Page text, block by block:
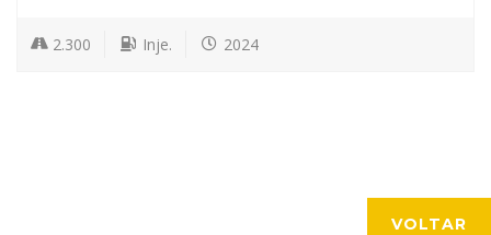
2.300 Inje. 2024
VOLTAR